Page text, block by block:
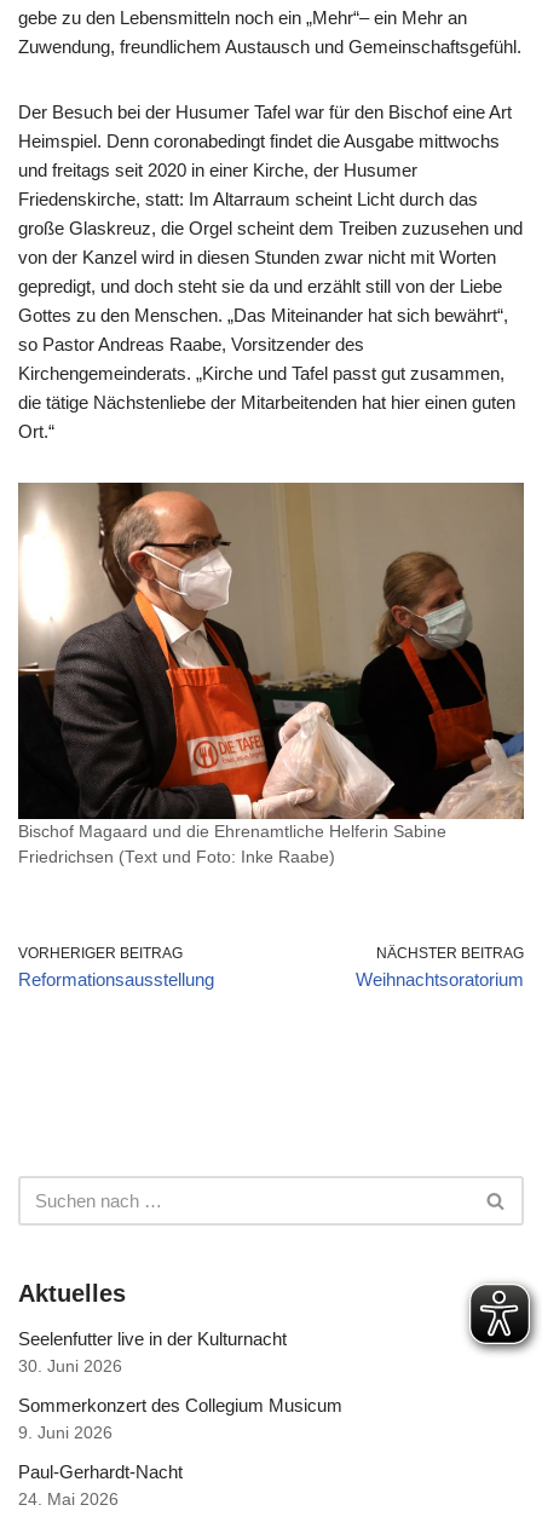
gebe zu den Lebensmitteln noch ein „Mehr“– ein Mehr an
Zuwendung, freundlichem Austausch und Gemeinschaftsgefühl.
Der Besuch bei der Husumer Tafel war für den Bischof eine Art
Heimspiel. Denn coronabedingt findet die Ausgabe mittwochs
und freitags seit 2020 in einer Kirche, der Husumer
Friedenskirche, statt: Im Altarraum scheint Licht durch das
große Glaskreuz, die Orgel scheint dem Treiben zuzusehen und
von der Kanzel wird in diesen Stunden zwar nicht mit Worten
gepredigt, und doch steht sie da und erzählt still von der Liebe
Gottes zu den Menschen. „Das Miteinander hat sich bewährt“,
so Pastor Andreas Raabe, Vorsitzender des
Kirchengemeinderats. „Kirche und Tafel passt gut zusammen,
die tätige Nächstenliebe der Mitarbeitenden hat hier einen guten
Ort.“
Bischof Magaard und die Ehrenamtliche Helferin Sabine
Friedrichsen (Text und Foto: Inke Raabe)
VORHERIGER BEITRAG
Reformationsausstellung
NÄCHSTER BEITRAG
Weihnachtsoratorium
Aktuelles
Seelenfutter live in der Kulturnacht
30. Juni 2026
Sommerkonzert des Collegium Musicum
9. Juni 2026
Paul-Gerhardt-Nacht
24. Mai 2026